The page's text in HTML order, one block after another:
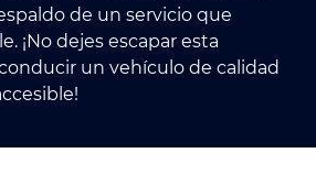
de un servicio que
¡No dejes escapar esta
un vehículo de calidad